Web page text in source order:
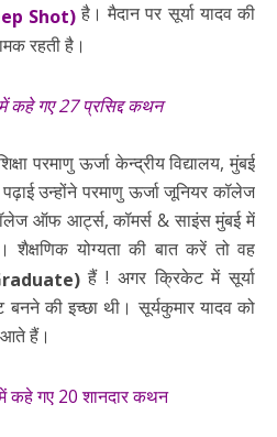
Shot)है। मैदान पर सूर्या यादव की
रहती है।
कहे गए 27 प्रसिद्द कथन
परमाणु ऊर्जा केन्द्रीय विद्यालय, मुंबई
उन्होंने परमाणु ऊर्जा जूनियर कॉलेज
ऑफ आर्ट्स, कॉमर्स & साइंस मुंबई में
शैक्षणिक योग्यता की बात करें तो वह
हैं ! अगर क्रिकेट में सूर्या
बनने की इच्छा थी। सूर्यकुमार यादव को
हैं।
कहे गए 20 शानदार कथन